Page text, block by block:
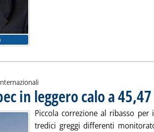
in leggero calo a
2008 alle 9.37.Piccola correzione al ribasso
tredici greggi differenti